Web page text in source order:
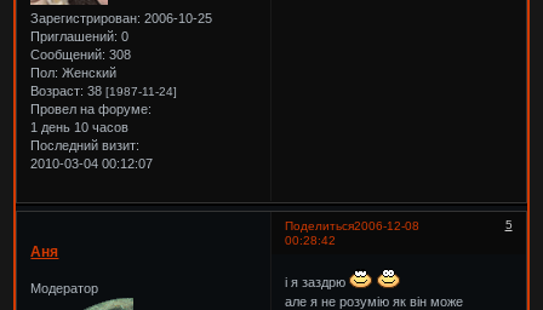
Зарегистрирован: 2006-10-25
Приглашений: 0
Сообщений: 308
Пол: Женский
Возраст: 38[1987-11-24]
Провел на форуме:
1 день 10 часов
Последний визит:
2010-03-04 00:12:07
Поделиться 5
2006-12-08
00:28:42
Аня
Модератор
і я заздрю
але я не розумію як він може